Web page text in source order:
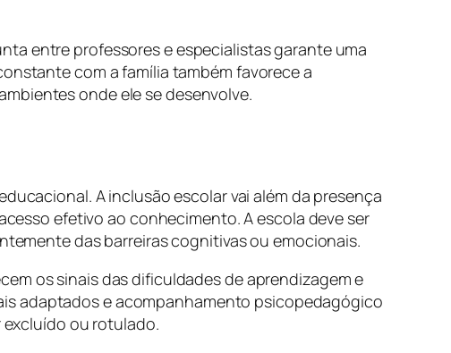
entre professores e especialistas garante uma
com a família também favorece a
onde ele se desenvolve.
A inclusão escolar vai além da presença
efetivo ao conhecimento. A escola deve ser
das barreiras cognitivas ou emocionais.
os sinais das dificuldades de aprendizagem e
adaptados e acompanhamento psicopedagógico
ou rotulado.